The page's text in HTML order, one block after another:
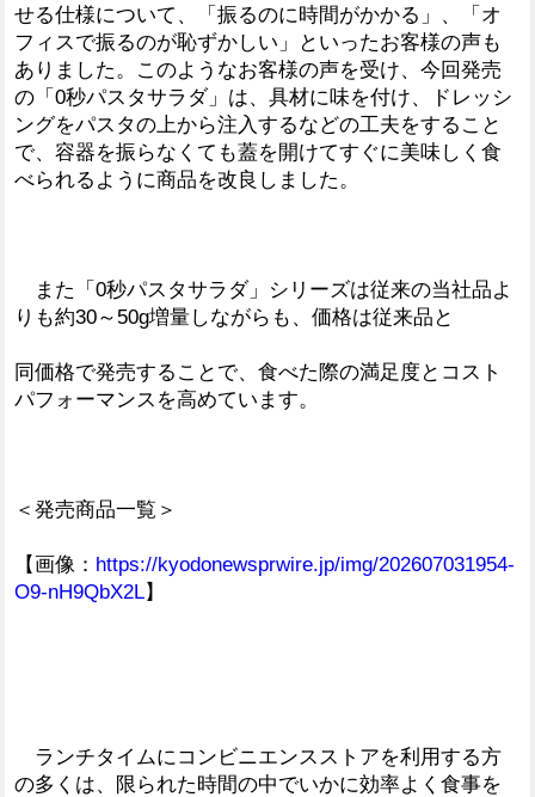
せる仕様について、「振るのに時間がかかる」、「オ
フィスで振るのが恥ずかしい」といったお客様の声も
ありました。このようなお客様の声を受け、今回発売
の「0秒パスタサラダ」は、具材に味を付け、ドレッシ
ングをパスタの上から注入するなどの工夫をすること
で、容器を振らなくても蓋を開けてすぐに美味しく食
べられるように商品を改良しました。
また「0秒パスタサラダ」シリーズは従来の当社品よ
りも約30～50g増量しながらも、価格は従来品と
同価格で発売することで、食べた際の満足度とコスト
パフォーマンスを高めています。
＜発売商品一覧＞
【画像： https://kyodonewsprwire.jp/img/202607031954-
O9-nH9QbX2L】
ランチタイムにコンビニエンスストアを利用する方
の多くは、限られた時間の中でいかに効率よく食事を